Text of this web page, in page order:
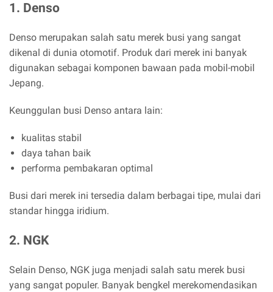
1. Denso
Denso merupakan salah satu merek busi yang sangat
dikenal di dunia otomotif. Produk dari merek ini banyak
digunakan sebagai komponen bawaan pada mobil-mobil
Jepang.
Keunggulan busi Denso antara lain:
kualitas stabil
daya tahan baik
performa pembakaran optimal
Busi dari merek ini tersedia dalam berbagai tipe, mulai dari
standar hingga iridium.
2. NGK
Selain Denso, NGK juga menjadi salah satu merek busi
yang sangat populer. Banyak bengkel merekomendasikan